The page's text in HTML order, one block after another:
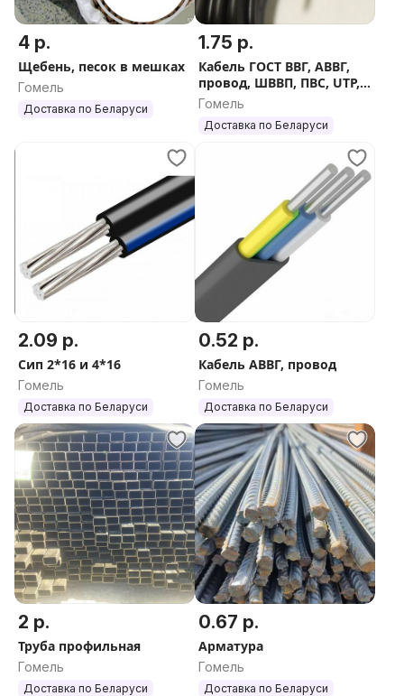
4 р.
Щебень, песок в мешках
Гомель
Доставка по Беларуси
1.75 р.
Кабель ГОСТ ВВГ, АВВГ,
провод, ШВВП, ПВС, UTP,
СИП
Гомель
Доставка по Беларуси
2.09 р.
Сип 2*16 и 4*16
Гомель
Доставка по Беларуси
0.52 р.
Кабель АВВГ, провод
Гомель
Доставка по Беларуси
2 р.
Труба профильная
Гомель
Доставка по Беларуси
0.67 р.
Арматура
Гомель
Доставка по Беларуси